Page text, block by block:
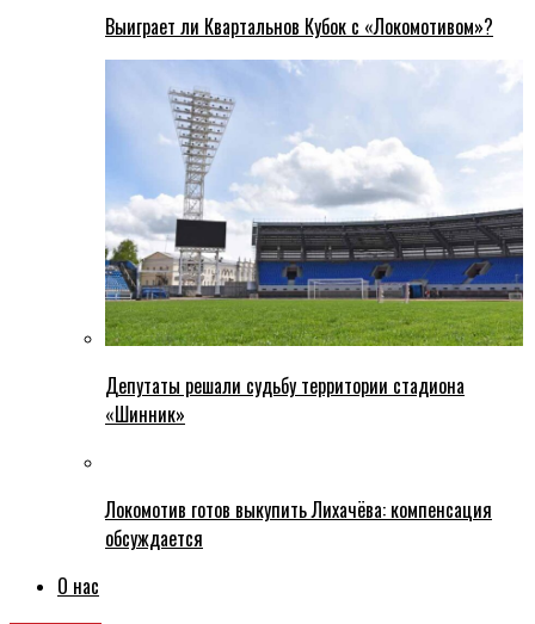
Выиграет ли Квартальнов Кубок с «Локомотивом»?
Депутаты решали судьбу территории стадиона
«Шинник»
Локомотив готов выкупить Лихачёва: компенсация
обсуждается
О нас